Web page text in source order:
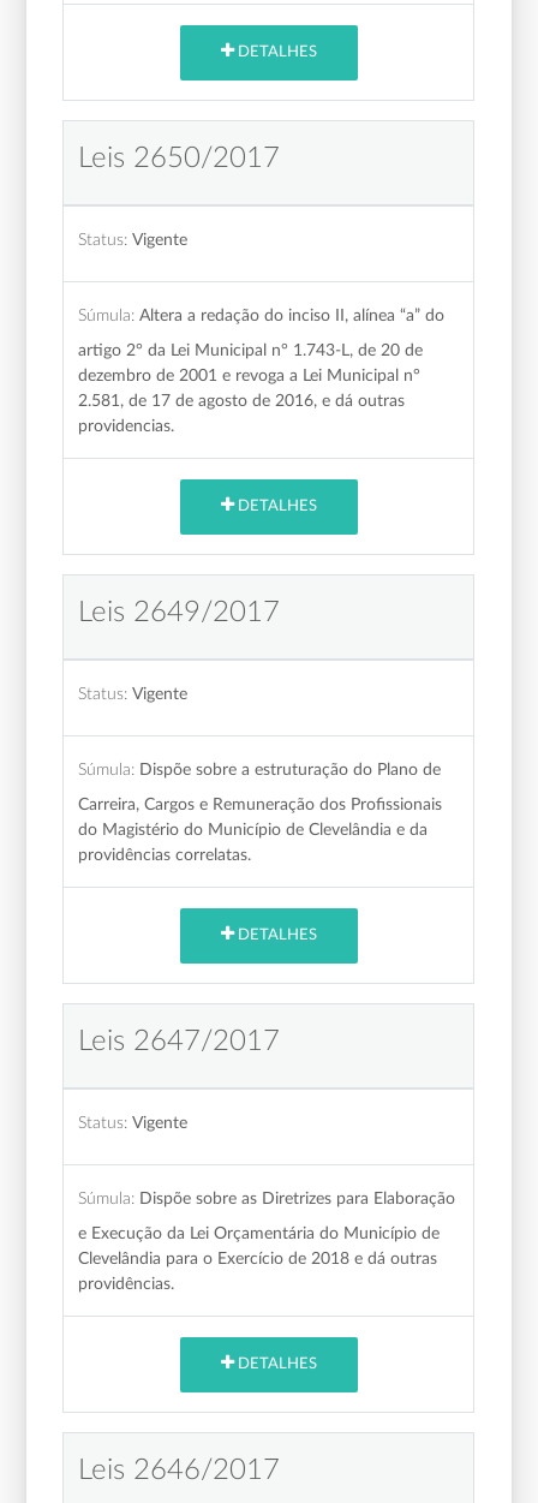
DETALHES
Leis 2650/2017
Status: Vigente
Súmula: Altera a redação do inciso II, alínea “a” do
artigo 2° da Lei Municipal n° 1.743-L, de 20 de
dezembro de 2001 e revoga a Lei Municipal n°
2.581, de 17 de agosto de 2016, e dá outras
providencias.
DETALHES
Leis 2649/2017
Status: Vigente
Súmula: Dispõe sobre a estruturação do Plano de
Carreira, Cargos e Remuneração dos Profissionais
do Magistério do Município de Clevelândia e da
providências correlatas.
DETALHES
Leis 2647/2017
Status: Vigente
Súmula: Dispõe sobre as Diretrizes para Elaboração
e Execução da Lei Orçamentária do Município de
Clevelândia para o Exercício de 2018 e dá outras
providências.
DETALHES
Leis 2646/2017